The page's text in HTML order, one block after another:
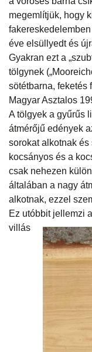
megemlítjük, hogy
éve elsüllyedt és
Gyakran ezt a
tölgynek
sötétbarna, feketés
Magyar Asztalos
A tölgyek a gyűrűs
átmérőjű edények
sorokat alkotnak
kocsányos és a
csak nehezen
általában a nagy
alkotnak, ezzel
Ez utóbbit jellemzi
villás